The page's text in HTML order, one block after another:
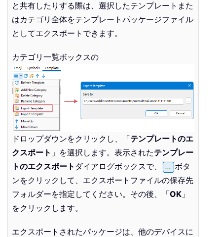
と共有したりする際は、選択したテンプレートまた
はカテゴリ全体をテンプレートパッケージファイル
としてエクスポートできます。
カテゴリ一覧ボックスの
ドロップダウンをクリックし、「テンプレートのエ
クスポート 」を選択します。表示されたテンプレー
トのエクスポート ダイアログボックスで、
ボタ
ンをクリックして、エクスポートファイルの保存先
フォルダーを指定してください。その後、「OK 」
をクリックします。
エクスポートされたパッケージは、他のデバイスに